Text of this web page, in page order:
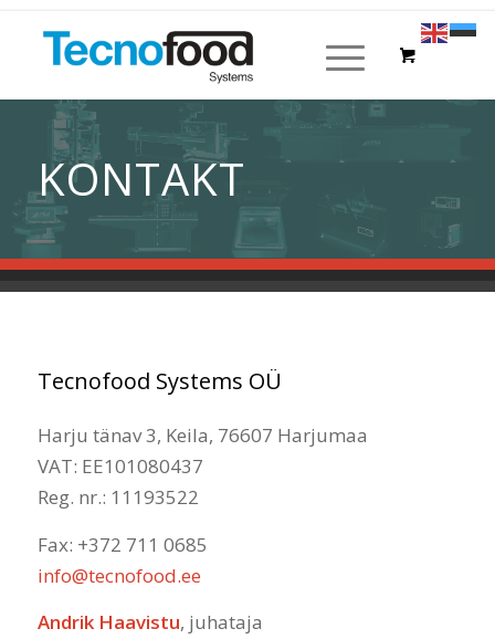
KONTAKT
Tecnofood Systems OÜ
Harju tänav 3, Keila, 76607 Harjumaa
VAT: EE101080437
Reg. nr.: 11193522
Fax: +372 711 0685
info@tecnofood.ee
Andrik Haavistu, juhataja